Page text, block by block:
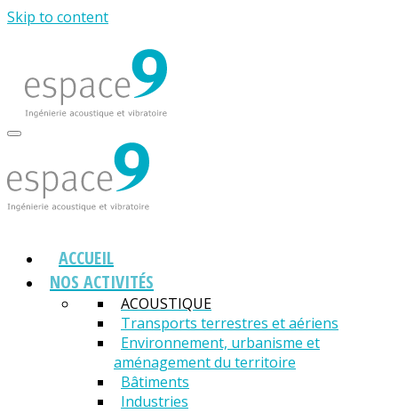
Skip to content
ACCUEIL
NOS ACTIVITÉS
ACOUSTIQUE
Transports terrestres et aériens
Environnement, urbanisme et
aménagement du territoire
Bâtiments
Industries